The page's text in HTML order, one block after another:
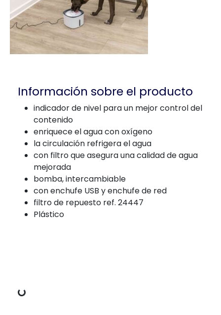
Información sobre el producto
indicador de nivel para un mejor control del
contenido
enriquece el agua con oxígeno
la circulación refrigera el agua
con filtro que asegura una calidad de agua
mejorada
bomba, intercambiable
con enchufe USB y enchufe de red
filtro de repuesto ref. 24447
Plástico